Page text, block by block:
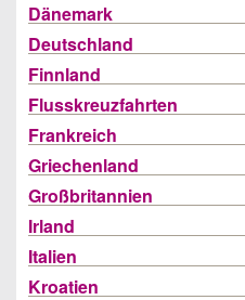
Dänemark
Deutschland
Finnland
Flusskreuzfahrten
Frankreich
Griechenland
Großbritannien
Irland
Italien
Kroatien